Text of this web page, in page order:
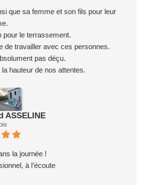
que sa femme et son fils pour leur
pour le terrassement.
de travailler avec ces personnes.
pas déçu.
hauteur de nos attentes.
ASSELINE
la journée !
à l’écoute